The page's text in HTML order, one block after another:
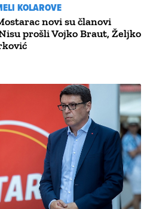
KOLAROVE
novi su članovi
prošli Vojko Braut, Željko